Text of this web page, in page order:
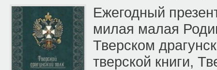
Ежегодный
милая малая
Тверском
тверской книги,